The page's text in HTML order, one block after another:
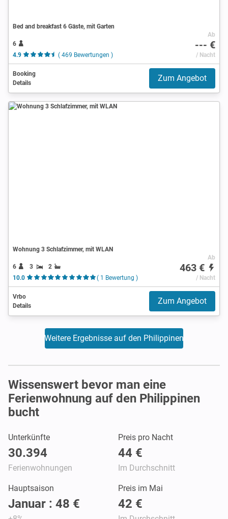
Bed and breakfast 6 Gäste, mit Garten
6
4.9
( 469 Bewertungen )
Ab
--- €
/ Nacht
Booking
Details
Zum Angebot
Wohnung 3 Schlafzimmer, mit WLAN
6 3
2
10.0
( 1 Bewertung )
Ab
463 €
/ Nacht
Vrbo
Details
Zum Angebot
Weitere Ergebnisse auf den Philippinen
Wissenswert bevor man eine
Ferienwohnung auf den Philippinen
bucht
Unterkünfte
30.394
Ferienwohnungen
Preis pro Nacht
44 €
Im Durchschnitt
Hauptsaison
Januar : 48 €
Preis im Mai
42 €